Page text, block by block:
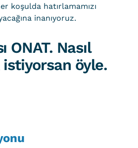
koşulda hatırlamamızı
inanıyoruz.
ONAT. Nasıl
öyle.